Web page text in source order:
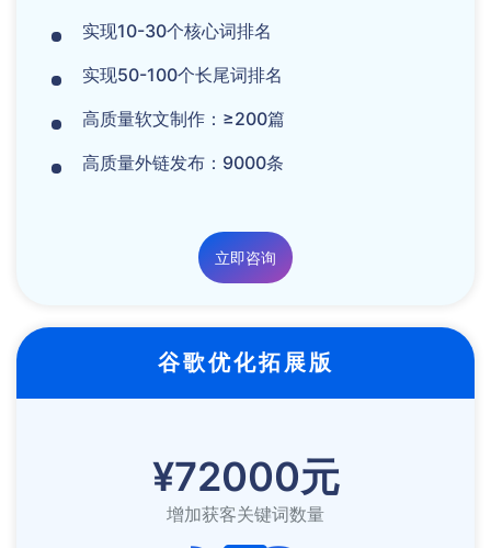
实现10-30个核心词排名
实现50-100个长尾词排名
高质量软文制作：≥200篇
高质量外链发布：9000条
立即咨询
谷歌优化拓展版
¥72000元
增加获客关键词数量